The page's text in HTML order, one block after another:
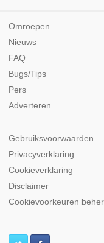
Omroepen
Nieuws
FAQ
Bugs/Tips
Pers
Adverteren
Gebruiksvoorwaarden
Privacyverklaring
Cookieverklaring
Disclaimer
Cookievoorkeuren